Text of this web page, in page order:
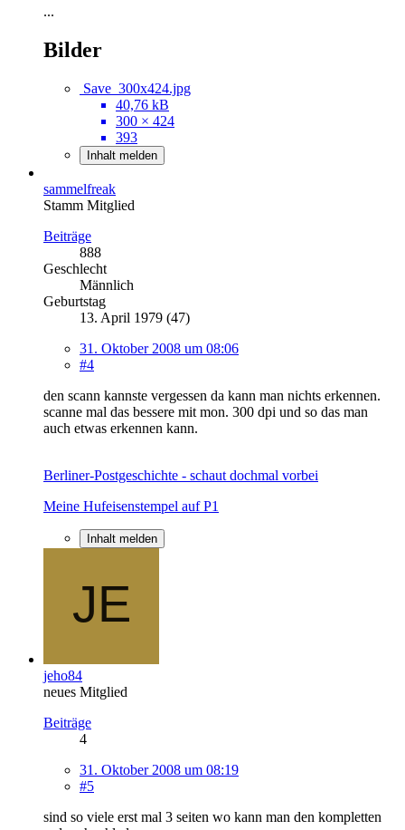
...
Bilder
Save_300x424.jpg
40,76 kB
300 × 424
393
Inhalt melden
sammelfreak
Stamm Mitglied
Beiträge
888
Geschlecht
Männlich
Geburtstag
13. April 1979 (47)
31. Oktober 2008 um 08:06
#4
den scann kannste vergessen da kann man nichts erkennen.
scanne mal das bessere mit mon. 300 dpi und so das man
auch etwas erkennen kann.
Berliner-Postgeschichte - schaut dochmal vorbei
Meine Hufeisenstempel auf P1
Inhalt melden
jeho84
neues Mitglied
Beiträge
4
31. Oktober 2008 um 08:19
#5
sind so viele erst mal 3 seiten wo kann man den kompletten